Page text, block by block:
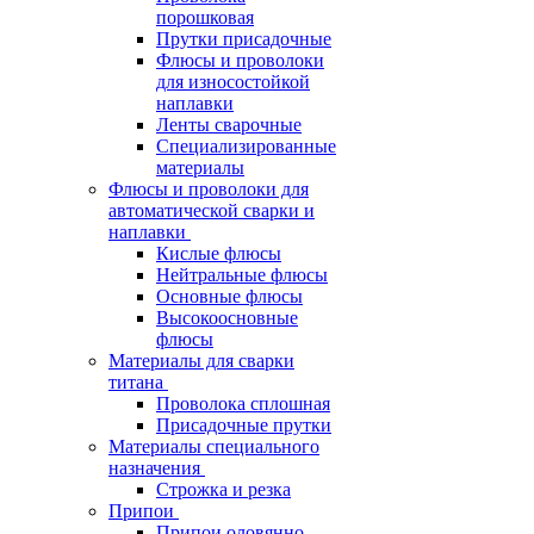
порошковая
Прутки присадочные
Флюсы и проволоки
для износостойкой
наплавки
Ленты сварочные
Специализированные
материалы
Флюсы и проволоки для
автоматической сварки и
наплавки
Кислые флюсы
Нейтральные флюсы
Основные флюсы
Высокоосновные
флюсы
Материалы для сварки
титана
Проволока сплошная
Присадочные прутки
Материалы специального
назначения
Строжка и резка
Припои